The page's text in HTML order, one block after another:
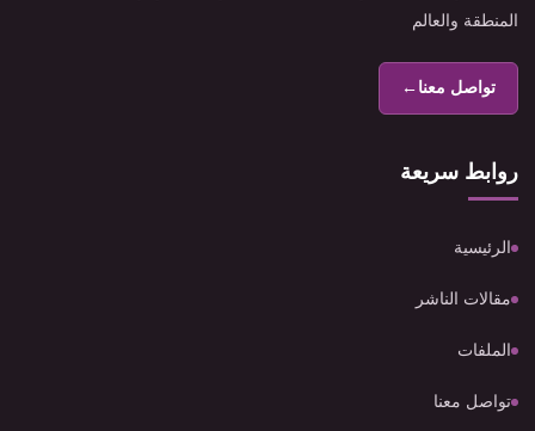
المنطقة والعالم
تواصل معنا←
روابط سريعة
الرئيسية
مقالات الناشر
الملفات
تواصل معنا